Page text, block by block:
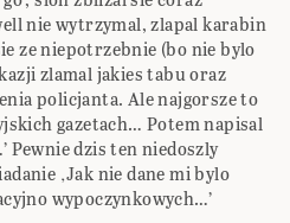
nie wytrzymal, zlapal karabin
ze niepotrzebnie (bo nie bylo
zlamal jakies tabu oraz
policjanta. Ale najgorsze to
gazetach… Potem napisal
Pewnie dzis ten niedoszly
‚Jak nie dane mi bylo
wypoczynkowych…’